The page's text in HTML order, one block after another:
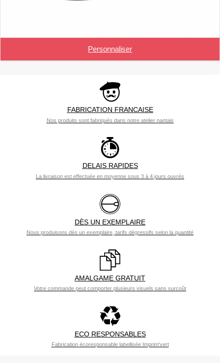
Personnaliser
FABRICATION FRANCAISE
Nos produits sont fabriqués dans notre atelier nantais
DELAIS RAPIDES
La livraison est effectuée en moyenne sous 3 à 4 jours ouvrés
DÈS UN EXEMPLAIRE
Nous produisons dès un exemplaire, tarifs dégressifs selon la quantité
AMALGAME GRATUIT
Votre commande peut comporter plusieurs visuels sans surcoût
ECO RESPONSABLES
Fabrication écoresponsable labellisée Imprim'vert